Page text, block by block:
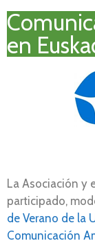
en
La Asociación y
participado,
de Verano de la
Comunicación